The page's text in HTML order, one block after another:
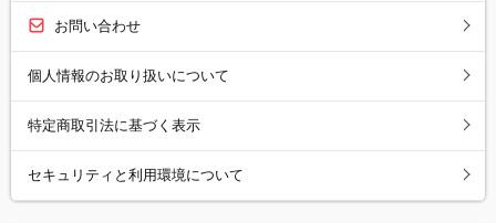
お問い合わせ
個人情報のお取り扱いについて
特定商取引法に基づく表示
セキュリティと利用環境について